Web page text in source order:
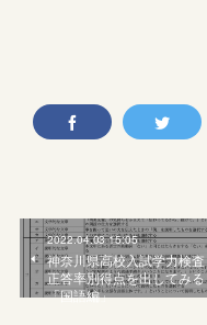
2022.04.03 15:05
神奈川県高校入試学力検査
正答率別得点を出してみる
「国語編」